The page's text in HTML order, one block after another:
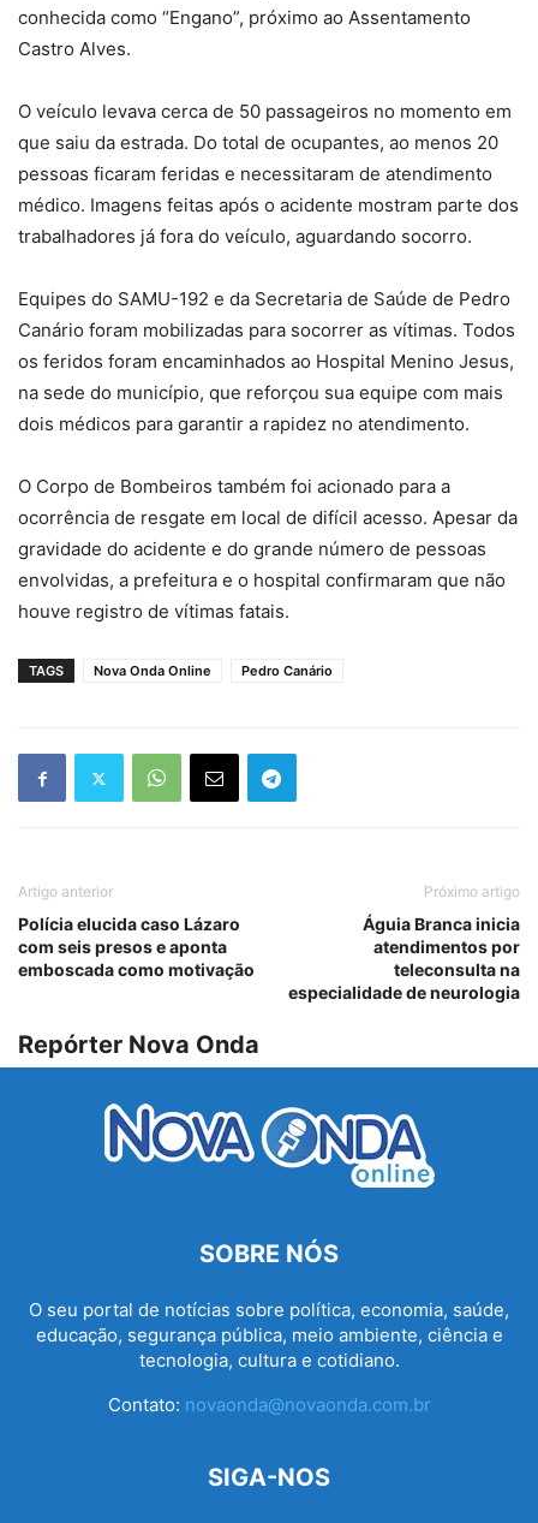
conhecida como “Engano”, próximo ao Assentamento
Castro Alves.
O veículo levava cerca de 50 passageiros no momento em
que saiu da estrada. Do total de ocupantes, ao menos 20
pessoas ficaram feridas e necessitaram de atendimento
médico. Imagens feitas após o acidente mostram parte dos
trabalhadores já fora do veículo, aguardando socorro.
Equipes do SAMU-192 e da Secretaria de Saúde de Pedro
Canário foram mobilizadas para socorrer as vítimas. Todos
os feridos foram encaminhados ao Hospital Menino Jesus,
na sede do município, que reforçou sua equipe com mais
dois médicos para garantir a rapidez no atendimento.
O Corpo de Bombeiros também foi acionado para a
ocorrência de resgate em local de difícil acesso. Apesar da
gravidade do acidente e do grande número de pessoas
envolvidas, a prefeitura e o hospital confirmaram que não
houve registro de vítimas fatais.
TAGS Nova Onda Online Pedro Canário
Artigo anterior
Polícia elucida caso Lázaro
com seis presos e aponta
emboscada como motivação
Próximo artigo
Águia Branca inicia
atendimentos por
teleconsulta na
especialidade de neurologia
Repórter Nova Onda
SOBRE NÓS
O seu portal de notícias sobre política, economia, saúde,
educação, segurança pública, meio ambiente, ciência e
tecnologia, cultura e cotidiano.
Contato: novaonda@novaonda.com.br
SIGA-NOS